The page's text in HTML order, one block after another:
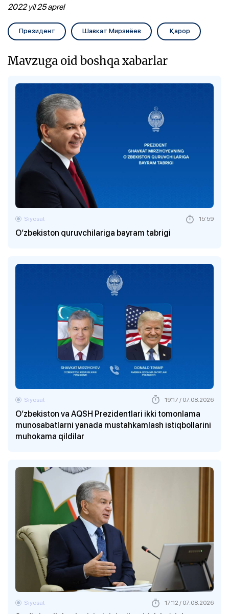
2022 yil 25 aprel
Президент Шавкат Мирзиёев Қарор
Mavzuga oid boshqa xabarlar
O‘zbekiston quruvchilariga bayram tabrigi
Siyosat 15:59
O‘zbekiston va AQSH Prezidentlari ikki tomonlama
munosabatlarni yanada mustahkamlash istiqbollarini
muhokama qildilar
Siyosat 19:17 / 07.08.2026
Siyosat 17:12 / 07.08.2026